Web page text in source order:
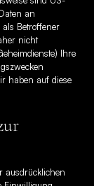
an
Betroffener
nicht
Ihre
haben auf diese
ausdrücklichen